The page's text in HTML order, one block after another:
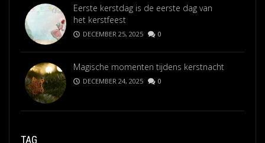
Eerste kerstdag is de eerste dag van
het kerstfeest
DECEMBER 25, 2025 0
Magische momenten tijdens kerstnacht
DECEMBER 24, 2025 0
TAG